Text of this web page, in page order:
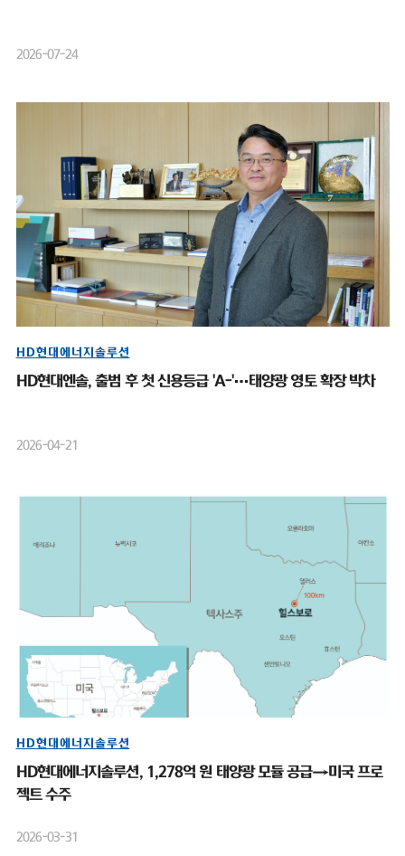
2026-07-24
HD현대에너지솔루션
HD현대엔솔, 출범 후 첫 신용등급 'A-'…태양광 영토 확장 박차
2026-04-21
HD현대에너지솔루션
HD현대에너지솔루션, 1,278억 원 태양광 모듈 공급→미국 프로
젝트 수주
2026-03-31